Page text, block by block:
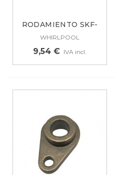
RODAMIENTO SKF-
6305ZZ 481252028143
WHIRLPOOL
9,54 € IVA incl.